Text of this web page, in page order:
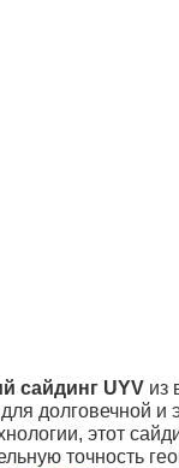
сайдинг UYV из
долговечной и
этот
точность